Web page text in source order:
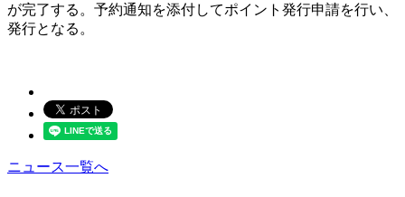
が完了する。予約通知を添付してポイント発行申請を行い、
発行となる。
ニュース一覧へ